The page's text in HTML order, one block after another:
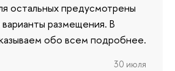
остальных предусмотрены
размещения. В
обо всем подробнее.
30 июля